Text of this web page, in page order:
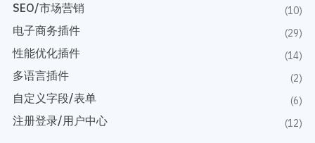
SEO/市场营销 (10)
电子商务插件 (29)
性能优化插件 (14)
多语言插件 (2)
自定义字段/表单 (6)
注册登录/用户中心 (12)